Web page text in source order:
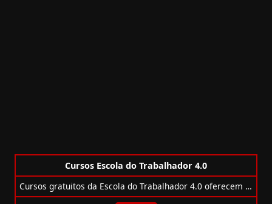
Cursos Escola do Trabalhador 4.0
Cursos gratuitos da Escola do Trabalhador 4.0 oferecem qualificação profissional em tecnologia, IA, dados e Microsoft com certificado.